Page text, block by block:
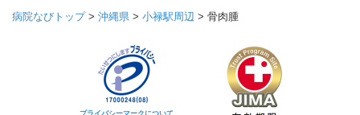
病院なびトップ> 沖縄県 > 小禄駅周辺 > 骨肉腫
プライバシーマークについて